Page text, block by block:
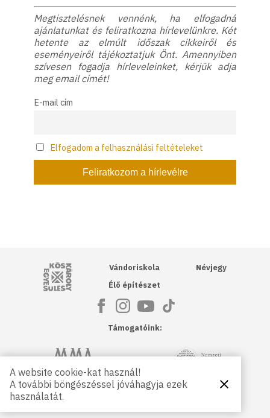
Megtisztelésnek vennénk, ha elfogadná
ajánlatunkat és feliratkozna hírlevelünkre. Két
hetente az elmúlt időszak cikkeiről és
eseményeiről tájékoztatjuk Önt. Amennyiben
szívesen fogadja hírleveleinket, kérjük adja
meg email címét!
E-mail cím
Elfogadom a felhasználási feltételeket
Kós Károly Egyesülés
Vándoriskola
Élő építészet
Névjegy
Támogatóink:
Magyar Művészeti Akadémia NKA
Petőfi Kulturális Ügynökség
A website cookie-kat használ!
A további böngészéssel jóváhagyja ezek
használatát.
Bezárás